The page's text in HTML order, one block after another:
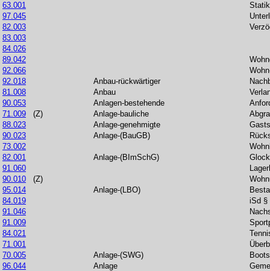
63.001
97.045
82.003
83.003
84.026
89.042
92.066
92.018
Anbau-rückwärtiger
81.008
Anbau
90.053
Anlagen-bestehende
71.009
(Z) Anlage-bauliche
88.023
Anlage-genehmigte
90.023
Anlage-(BauGB)
73.002
82.001
Anlage-(BImSchG)
91.060
90.010
(Z)
95.014
Anlage-(LBO)
84.019
iSd §
91.046
91.009
84.021
71.001
70.005
Anlage-(SWG)
96.044
Anlage